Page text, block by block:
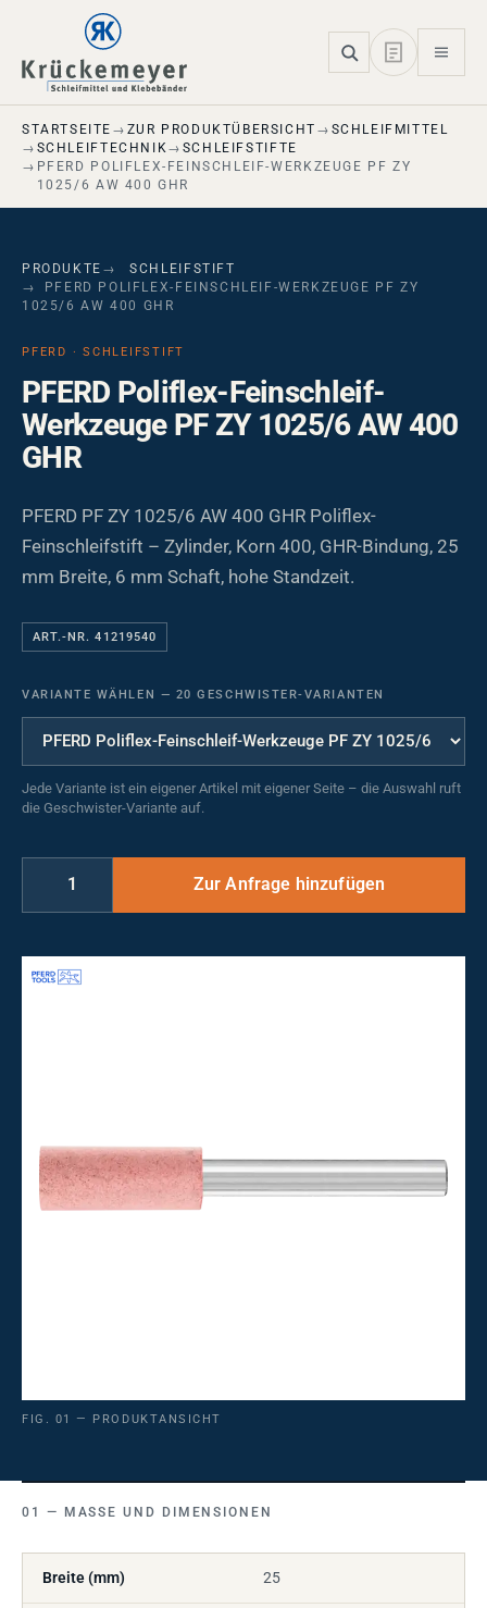
Skip to main navigation
Skip to main content
Skip to page footer
STARTSEITE ZUR PRODUKTÜBERSICHT
SCHLEIFMITTEL
SCHLEIFTECHNIK
SCHLEIFSTIFTE
PFERD POLIFLEX-FEINSCHLEIF-WERKZEUGE PF ZY
1025/6 AW 400 GHR
PRODUKTE
SCHLEIFSTIFT
PFERD POLIFLEX-FEINSCHLEIF-WERKZEUGE PF ZY
1025/6 AW 400 GHR
PFERD · SCHLEIFSTIFT
PFERD Poliflex-Feinschleif-
Werkzeuge PF ZY 1025/6 AW 400
GHR
PFERD PF ZY 1025/6 AW 400 GHR Poliflex-
Feinschleifstift – Zylinder, Korn 400, GHR-Bindung, 25
mm Breite, 6 mm Schaft, hohe Standzeit.
ART.-NR. 41219540
VARIANTE WÄHLEN — 20 GESCHWISTER-VARIANTEN
Jede Variante ist ein eigener Artikel mit eigener Seite – die Auswahl ruft
die Geschwister-Variante auf.
FIG. 01 — PRODUKTANSICHT
MASSE UND DIMENSIONEN
Breite (mm) 25